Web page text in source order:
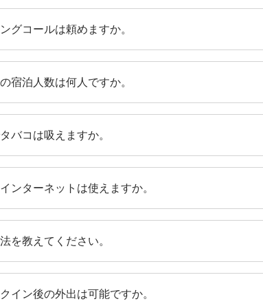
グコールは頼めますか。
宿泊人数は何人ですか。
バコは吸えますか。
ンターネットは使えますか。
を教えてください。
イン後の外出は可能ですか。